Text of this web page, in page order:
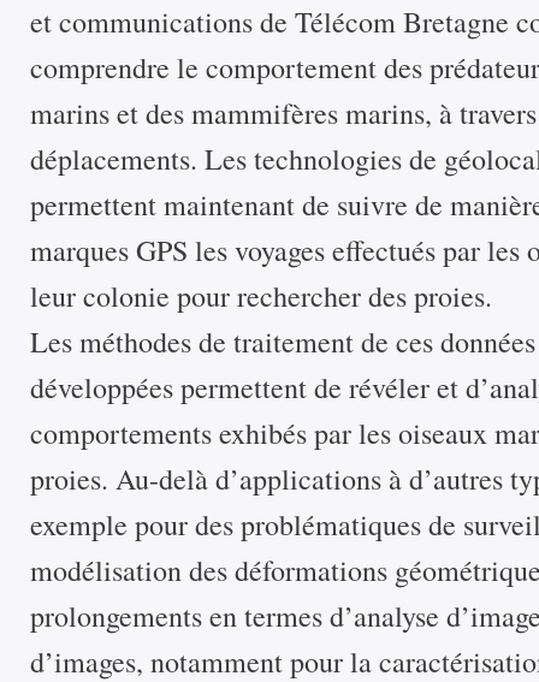
et communications de Télécom Bretagne
comprendre le comportement des
marins et des mammifères marins, à
déplacements. Les technologies de
permettent maintenant de suivre de
marques GPS les voyages effectués par
leur colonie pour rechercher des proies.
Les méthodes de traitement de ces
développées permettent de révéler et
comportements exhibés par les oiseaux
proies. Au-delà d’applications à d’autres
exemple pour des problématiques de
modélisation des déformations
prolongements en termes d’analyse
d’images, notamment pour la